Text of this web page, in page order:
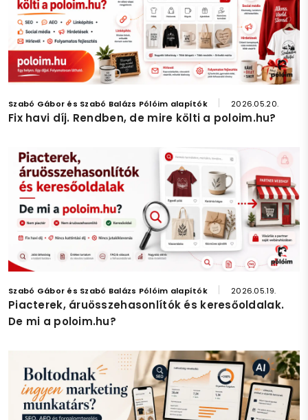
Szabó Gábor és Szabó Balázs Pólóim alapítók 2026.05.20.
Fix havi díj. Rendben, de mire költi a poloim.hu?
Szabó Gábor és Szabó Balázs Pólóim alapítók 2026.05.19.
Piacterek, áruösszehasonlítók és keresőoldalak.
De mi a poloim.hu?